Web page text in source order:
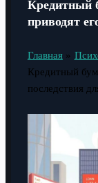
Кредитный
приводят
Главная
Кредитный
последствия